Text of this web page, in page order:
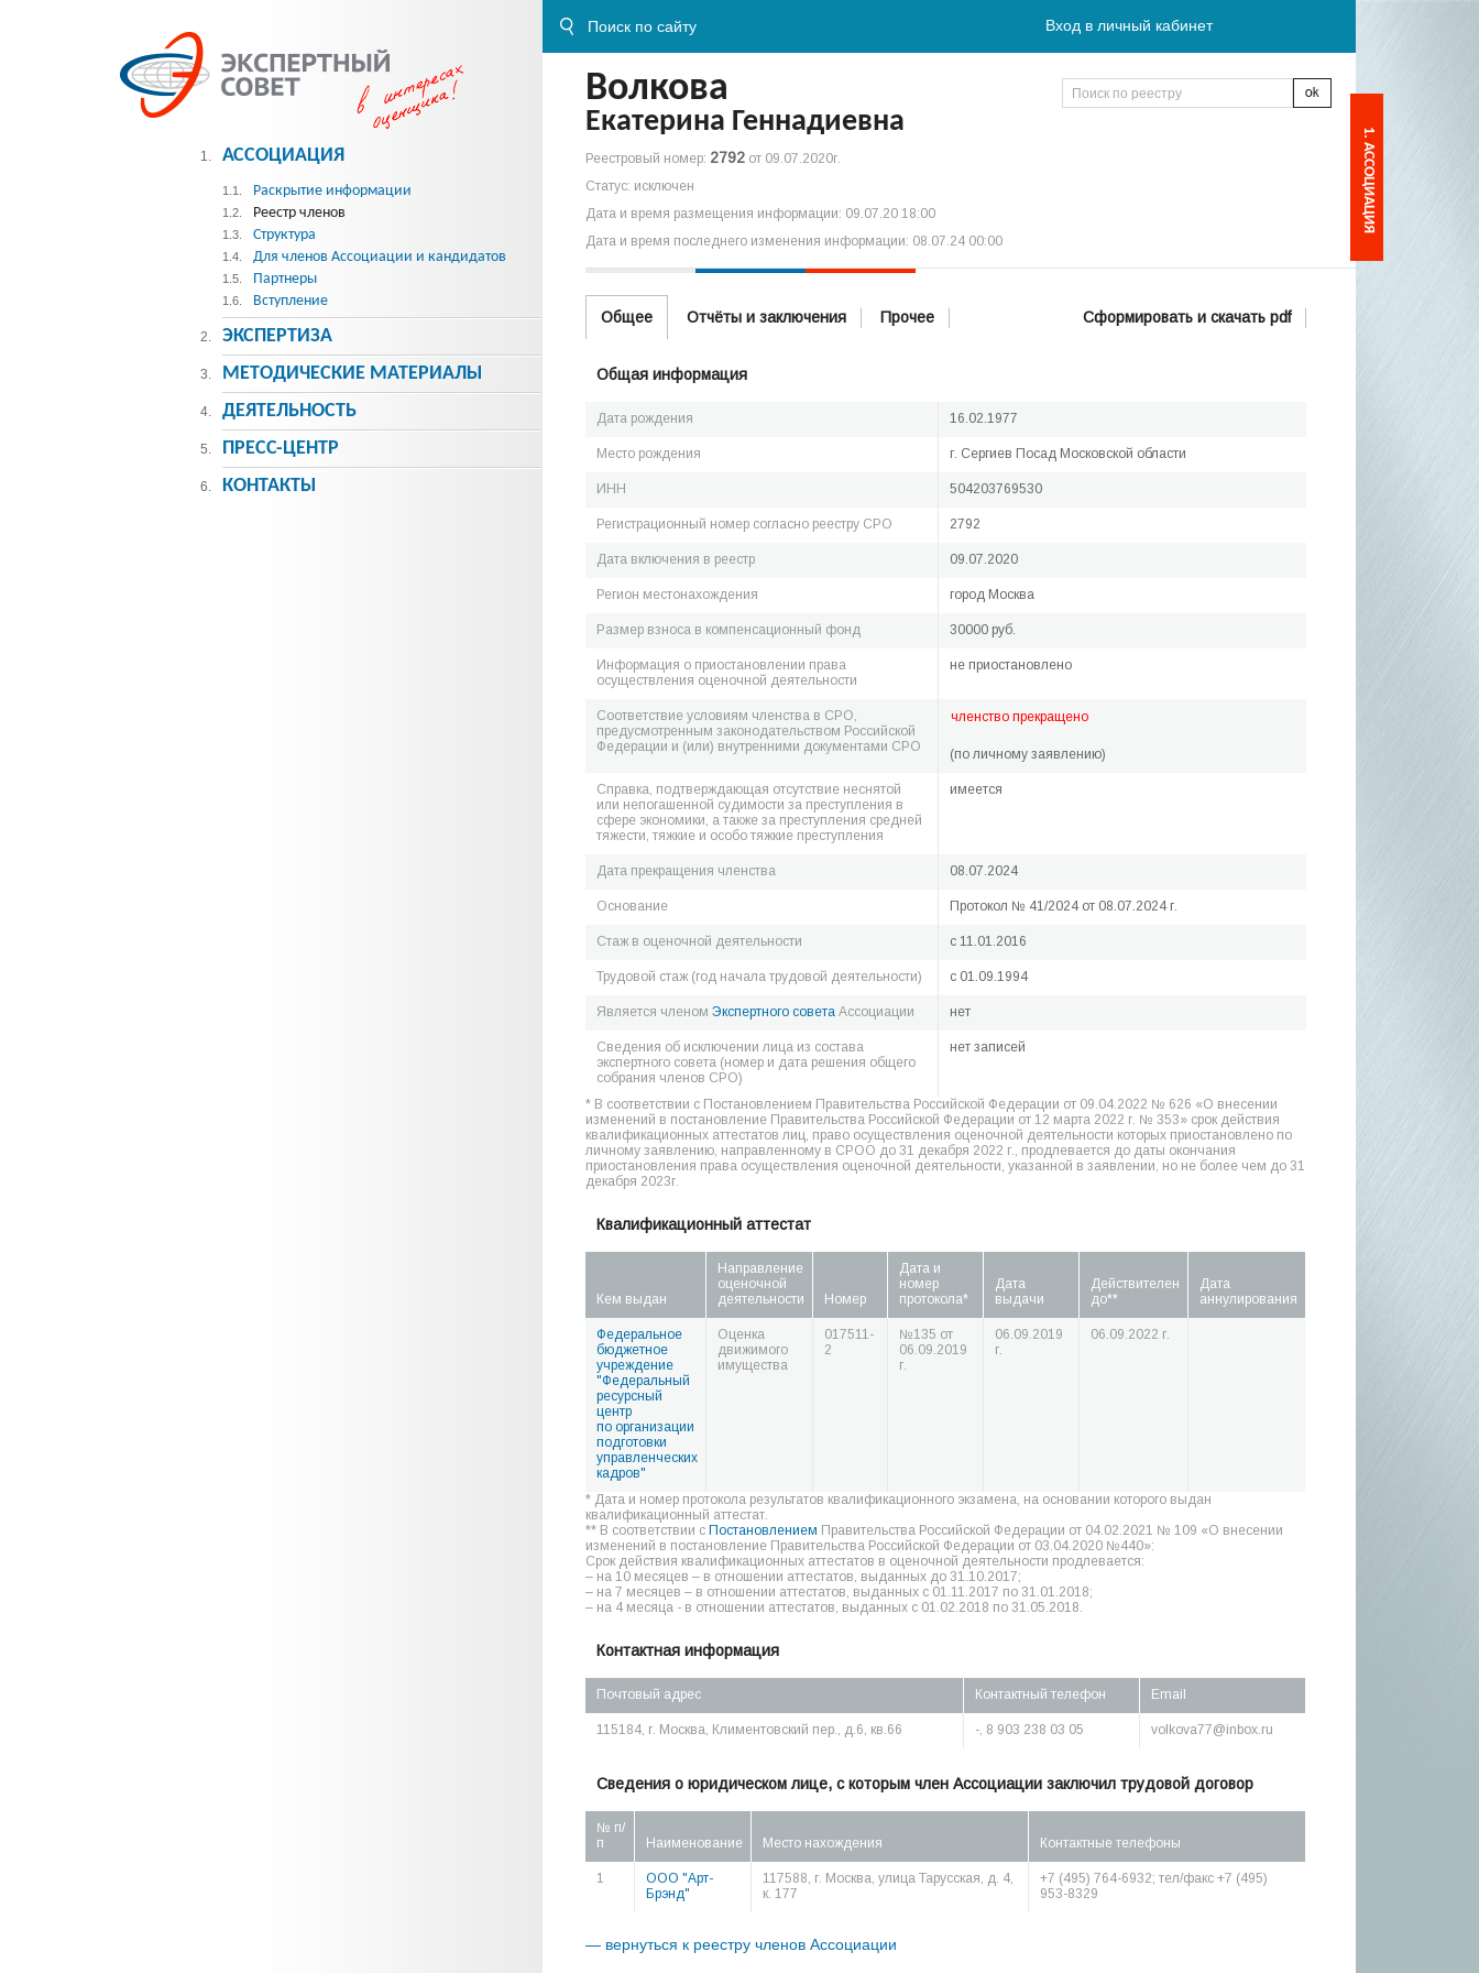
Вход в личный кабинет
Волкова
Екатерина Геннадиевна
Реестровый номер: 2792 от 09.07.2020г.
Статус: исключен
Дата и время размещения информации: 09.07.20 18:00
Дата и время последнего изменения информации: 08.07.24 00:00
Общее Отчёты и заключения Прочее Сформировать и скачать pdf
Общая информация
Дата рождения 16.02.1977
Место рождения г. Сергиев Посад Московской области
ИНН 504203769530
Регистрационный номер согласно реестру СРО 2792
Дата включения в реестр 09.07.2020
Регион местонахождения город Москва
Размер взноса в компенсационный фонд 30000 руб.
Информация о приостановлении права
осуществления оценочной деятельности
не приостановлено
Соответствие условиям членства в СРО,
предусмотренным законодательством Российской
Федерации и (или) внутренними документами СРО
членство прекращено
(по личному заявлению)
Справка, подтверждающая отсутствие неснятой
или непогашенной судимости за преступления в
сфере экономики, а также за преступления средней
тяжести, тяжкие и особо тяжкие преступления
имеется
Дата прекращения членства 08.07.2024
Основание Протокол № 41/2024 от 08.07.2024 г.
Стаж в оценочной деятельности c 11.01.2016
Трудовой стаж (год начала трудовой деятельности) c 01.09.1994
Является членом Экспертного совета Ассоциации нет
Сведения об исключении лица из состава
экспертного совета (номер и дата решения общего
собрания членов СРО)
нет записей
* В соответствии с Постановлением Правительства Российской Федерации от 09.04.2022 № 626 «О внесении
изменений в постановление Правительства Российской Федерации от 12 марта 2022 г. № 353» срок действия
квалификационных аттестатов лиц, право осуществления оценочной деятельности которых приостановлено по
личному заявлению, направленному в СРОО до 31 декабря 2022 г., продлевается до даты окончания
приостановления права осуществления оценочной деятельности, указанной в заявлении, но не более чем до 31
декабря 2023г.
Квалификационный аттестат
Кем выдан
Направление
оценочной
деятельности
Номер
Дата и
номер
протокола*
Дата
выдачи
Действителен
до**
Дата
аннулирования
Федеральное
бюджетное
учреждение
"Федеральный
ресурсный
центр
по организации
подготовки
управленческих
кадров"
Оценка
движимого
имущества
017511-
2
№135 от
06.09.2019
г.
06.09.2019
г.
06.09.2022 г.
* Дата и номер протокола результатов квалификационного экзамена, на основании которого выдан
квалификационный аттестат.
** В соответствии с Постановлением Правительства Российской Федерации от 04.02.2021 № 109 «О внесении
изменений в постановление Правительства Российской Федерации от 03.04.2020 №440»:
Срок действия квалификационных аттестатов в оценочной деятельности продлевается:
– на 10 месяцев – в отношении аттестатов, выданных до 31.10.2017;
– на 7 месяцев – в отношении аттестатов, выданных с 01.11.2017 по 31.01.2018;
– на 4 месяца - в отношении аттестатов, выданных с 01.02.2018 по 31.05.2018.
Контактная информация
Почтовый адрес Контактный телефон Email
115184, г. Москва, Климентовский пер., д.6, кв.66 -, 8 903 238 03 05 volkova77@inbox.ru
Сведения о юридическом лице, с которым член Ассоциации заключил трудовой договор
№ п/
п
Наименование Место нахождения Контактные телефоны
1
ООО "Арт-
Брэнд"
117588, г. Москва, улица Тарусская, д. 4,
к. 177
+7 (495) 764-6932; тел/факс +7 (495)
953-8329
— вернуться к реестру членов Ассоциации
1. АССОЦИАЦИЯ
1.1. Раскрытие информации
1.2. Реестр членов
1.3. Структура
1.4. Для членов Ассоциации и кандидатов
1.5. Партнеры
1.6. Вступление
2. ЭКСПЕРТИЗА
3. МЕТОДИЧЕСКИE МАТЕРИАЛЫ
4. ДЕЯТЕЛЬНОСТЬ
5. ПРЕСС-ЦЕНТР
6. КОНТАКТЫ
1. АССОЦИАЦИЯ